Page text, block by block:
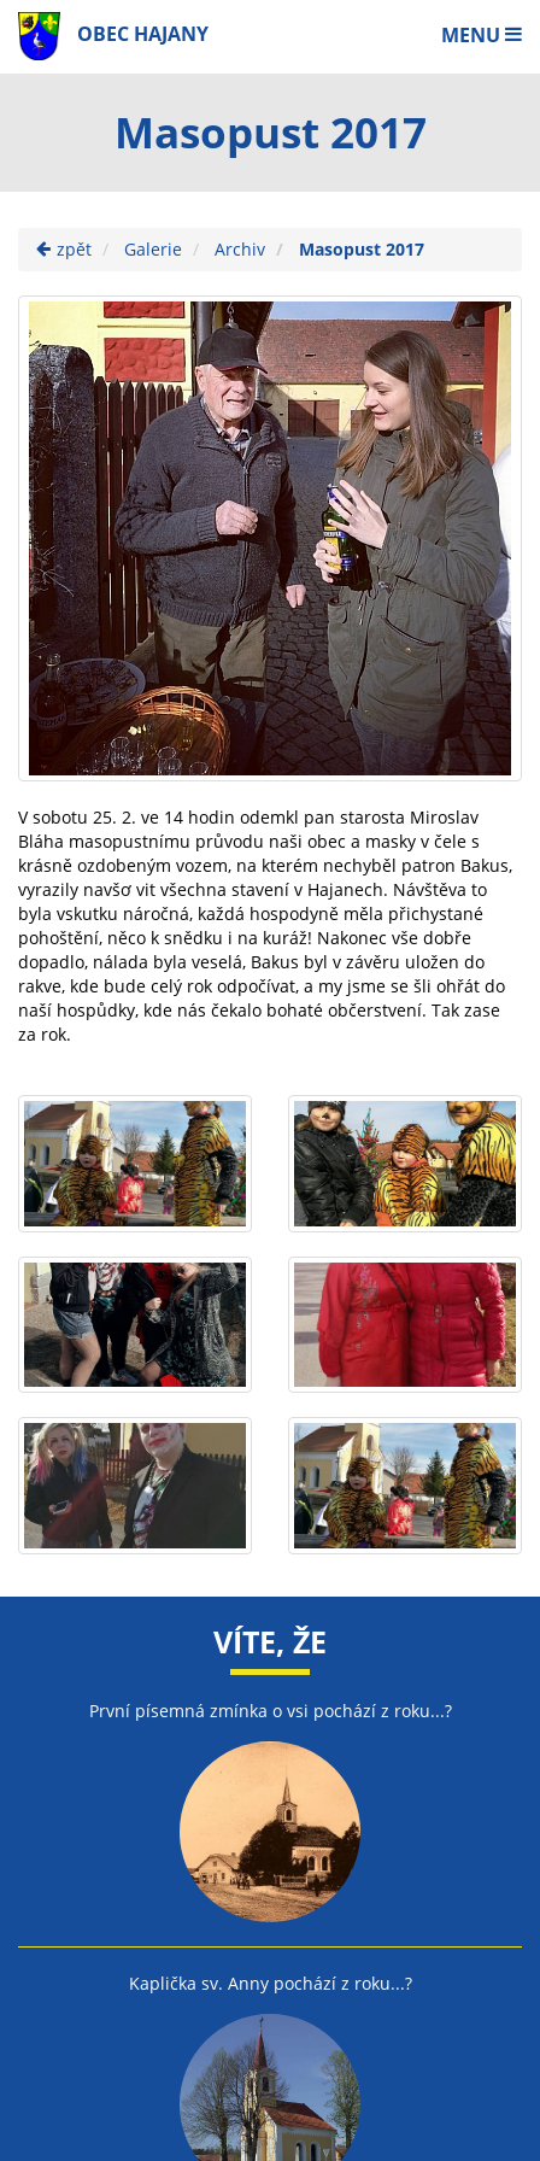
OBEC HAJANY MENU
Masopust 2017
zpět Galerie Archiv Masopust 2017
V sobotu 25. 2. ve 14 hodin odemkl pan starosta Miroslav
Bláha masopustnímu průvodu naši obec a masky v čele s
krásně ozdobeným vozem, na kterém nechyběl patron Bakus,
vyrazily navšơ vit všechna stavení v Hajanech. Návštěva to
byla vskutku náročná, každá hospodyně měla přichystané
pohoštění, něco k snědku i na kuráž! Nakonec vše dobře
dopadlo, nálada byla veselá, Bakus byl v závěru uložen do
rakve, kde bude celý rok odpočívat, a my jsme se šli ohřát do
naší hospůdky, kde nás čekalo bohaté občerstvení. Tak zase
za rok.
VÍTE, ŽE
První písemná zmínka o vsi pochází z roku...?
Kaplička sv. Anny pochází z roku...?